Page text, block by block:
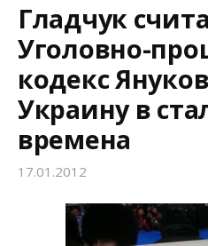
Гладчук
Уголовно-
кодекс
Украину в
времена
17.01.2012